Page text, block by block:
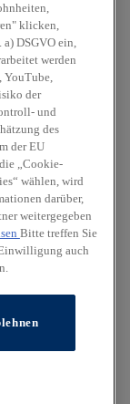
klicken,
DSGVO ein,
werden
YouTube,
der
und
des
der EU
„Cookie-
wählen, wird
darüber,
weitergegeben
Bitte treffen Sie
auch